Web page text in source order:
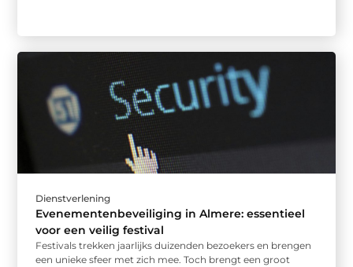
Dienstverlening
Evenementenbeveiliging in Almere: essentieel
voor een veilig festival
Festivals trekken jaarlijks duizenden bezoekers en brengen
een unieke sfeer met zich mee. Toch brengt een groot